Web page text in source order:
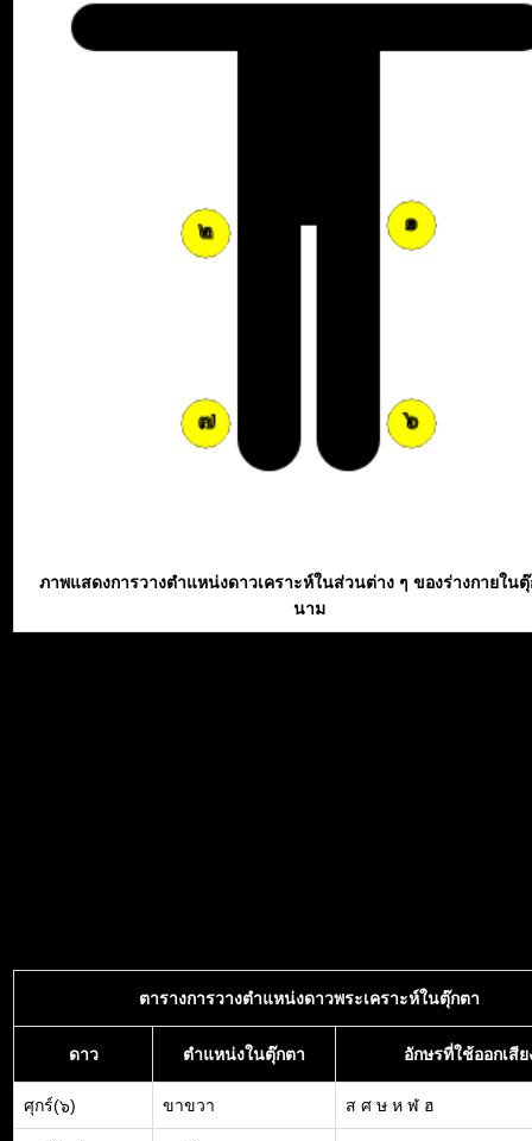
ภาพแสดงการวางตำแหน่งดาวเคราะห์ในส่วนต่าง ๆ ของร่างกายใน
นาม
ตารางการวางตำแหน่งดาวพระเคราะห์ในตุ๊กตา
ดาว ตำแหน่งในตุ๊กตา อักษรที่ใช้ออกเสีย
ศุกร์(๖) ขาขวา ส ศ ษ ห ฬ ฮ